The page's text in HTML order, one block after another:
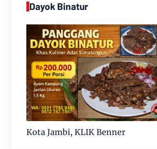
Dayok Binatur
Kota Jambi, KLIK Benner